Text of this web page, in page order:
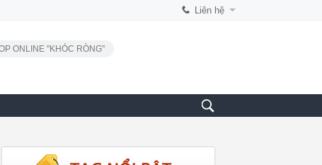
Liên hệ
ONLINE "KHÓC RÒNG"